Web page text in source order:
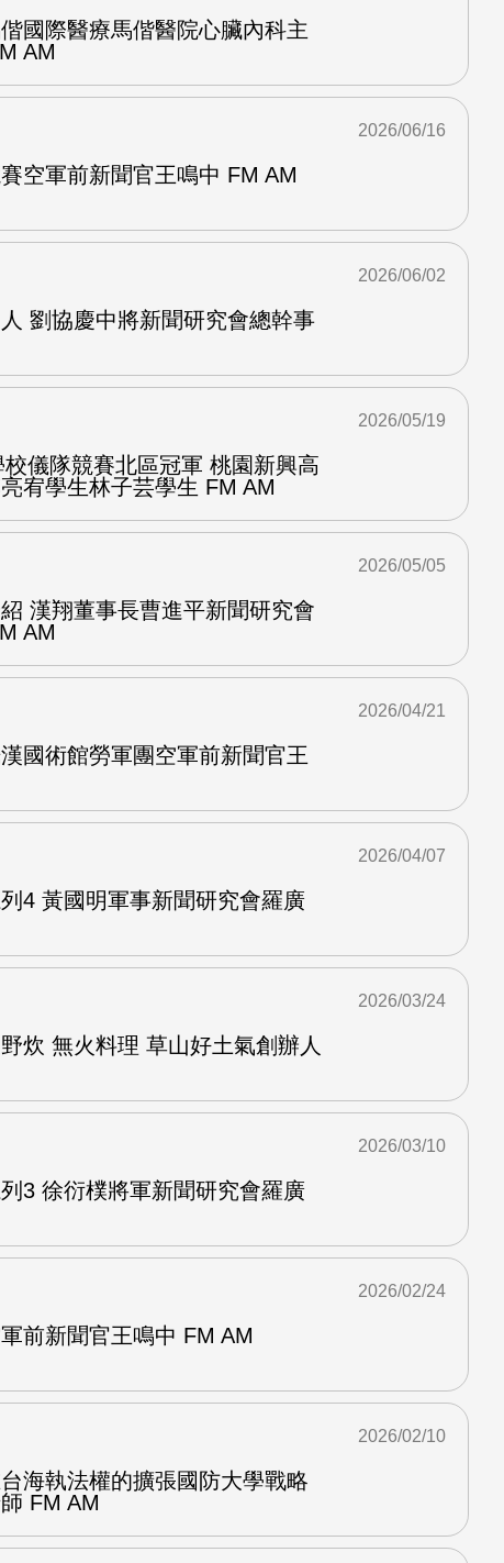
國際醫療馬偕醫院心臟內科主
AM
空軍前新聞官王鳴中 FM AM
2026/06/16
劉協慶中將新聞研究會總幹事
2026/06/02
儀隊競賽北區冠軍 桃園新興高
宥學生林子芸學生 FM AM
2026/05/19
漢翔董事長曹進平新聞研究會
AM
2026/05/05
國術館勞軍團空軍前新聞官王
2026/04/21
4 黃國明軍事新聞研究會羅廣
2026/04/07
炊 無火料理 草山好土氣創辦人
2026/03/24
3 徐衍樸將軍新聞研究會羅廣
2026/03/10
前新聞官王鳴中 FM AM
2026/02/24
海執法權的擴張國防大學戰略
FM AM
2026/02/10